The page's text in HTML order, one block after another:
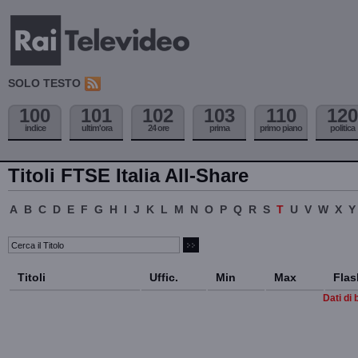
SOLO TESTO
100
indice
101
ultim'ora
102
24 ore
103
prima
110
primo piano
120
politica
Titoli FTSE Italia All-Share
A B C D E F G H I J K L M N O P Q R S T U V W X Y
Titoli Uffic. Min Max
Dati di